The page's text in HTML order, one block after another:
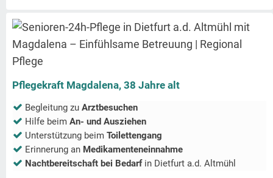
Pflegekraft Magdalena, 38 Jahre alt
Begleitung zu Arztbesuchen
Hilfe beim An- und Ausziehen
Unterstützung beim Toilettengang
Erinnerung an Medikamenteneinnahme
Nachtbereitschaft bei Bedarfin Dietfurt a.d. Altmühl